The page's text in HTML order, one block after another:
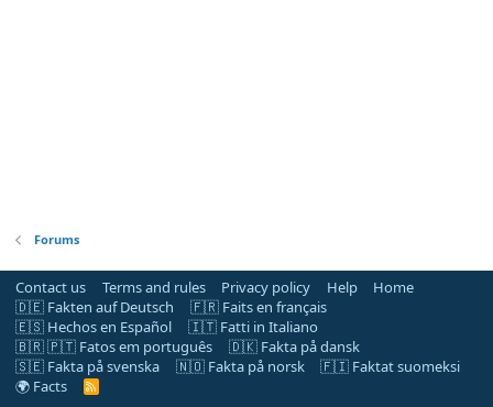
Forums
Contact us Terms and rules Privacy policy Help
Home
🇩🇪 Fakten auf Deutsch
🇫🇷 Faits en français
🇪🇸 Hechos en Español
🇮🇹 Fatti in Italiano
🇧🇷 🇵🇹 Fatos em português
🇩🇰 Fakta på dansk
🇸🇪 Fakta på svenska
🇳🇴 Fakta på norsk
🇫🇮 Faktat suomeksi
🌍 Facts
R